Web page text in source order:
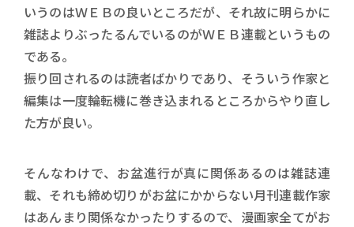
いうのはＷＥＢの良いところだが、それ故に明らかに
雑誌よりぶったるんでいるのがＷＥＢ連載というもの
である。
振り回されるのは読者ばかりであり、そういう作家と
編集は一度輪転機に巻き込まれるところからやり直し
た方が良い。
そんなわけで、お盆進行が真に関係あるのは雑誌連
載、それも締め切りがお盆にかからない月刊連載作家
はあんまり関係なかったりするので、漫画家全てがお